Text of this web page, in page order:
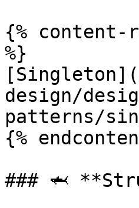
{% content-
%}
design/
patterns/
{%
### 🦈